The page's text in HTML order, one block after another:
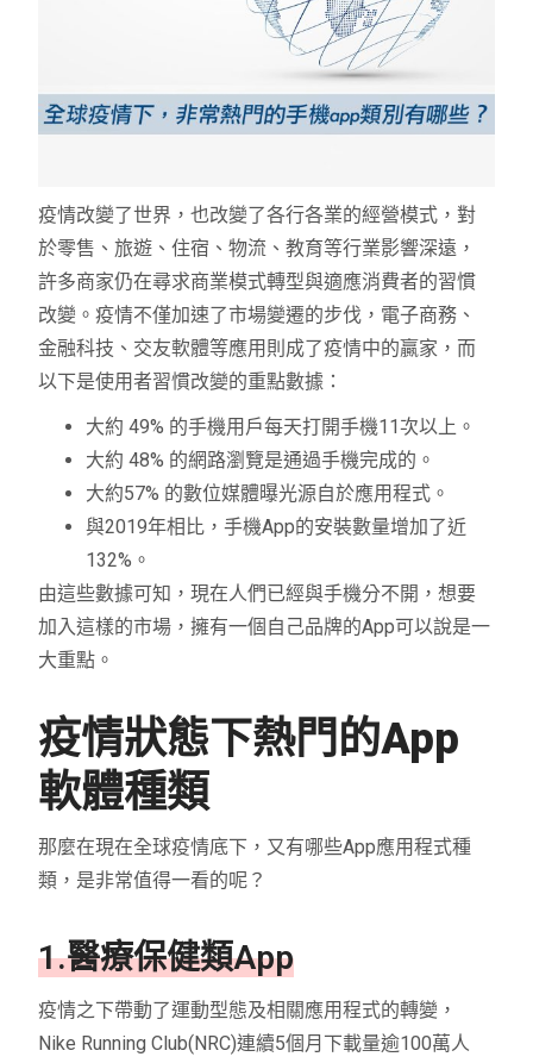
疫情改變了世界，也改變了各行各業的經營模式，對
於零售、旅遊、住宿、物流、教育等行業影響深遠，
許多商家仍在尋求商業模式轉型與適應消費者的習慣
改變。疫情不僅加速了市場變遷的步伐，電子商務、
金融科技、交友軟體等應用則成了疫情中的贏家，而
以下是使用者習慣改變的重點數據：
大約 49% 的手機用戶每天打開手機11次以上。
大約 48% 的網路瀏覽是通過手機完成的。
大約57% 的數位媒體曝光源自於應用程式。
與2019年相比，手機App的安裝數量增加了近
132%。
由這些數據可知，現在人們已經與手機分不開，想要
加入這樣的市場，擁有一個自己品牌的App可以說是一
大重點。
疫情狀態下熱門的App
軟體種類
那麼在現在全球疫情底下，又有哪些App應用程式種
類，是非常值得一看的呢？
1.醫療保健類App
疫情之下帶動了運動型態及相關應用程式的轉變，
Nike Running Club(NRC)連續5個月下載量逾100萬人